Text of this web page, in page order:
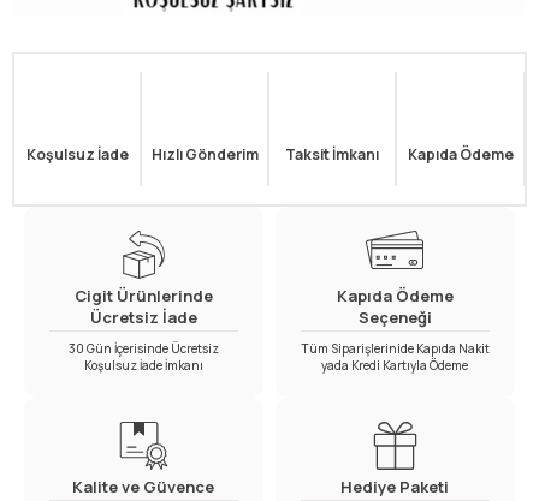
Koşulsuz İade Hızlı Gönderim Taksit İmkanı Kapıda Ödeme
Cigit Ürünlerinde
Ücretsiz İade
30 Gün İçerisinde Ücretsiz
Koşulsuz İade İmkanı
Kapıda Ödeme
Seçeneği
Tüm Siparişlerinide Kapıda Nakit
yada Kredi Kartıyla Ödeme
Kalite ve Güvence Hediye Paketi